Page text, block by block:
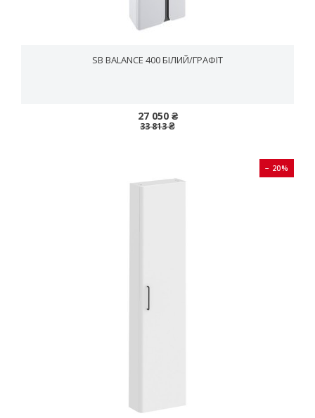
SB BALANCE 400 БІЛИЙ/ГРАФІТ
27 050 ₴
33 813 ₴
− 20%